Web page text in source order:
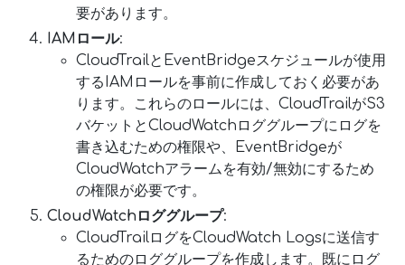
要があります。
IAMロール:
CloudTrailとEventBridgeスケジュールが使用
するIAMロールを事前に作成しておく必要があ
ります。これらのロールには、CloudTrailがS3
バケットとCloudWatchロググループにログを
書き込むための権限や、EventBridgeが
CloudWatchアラームを有効/無効にするため
の権限が必要です。
CloudWatchロググループ:
CloudTrailログをCloudWatch Logsに送信す
るためのロググループを作成します。既にログ